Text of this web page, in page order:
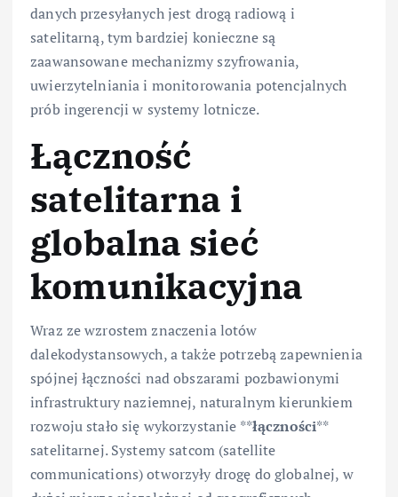
danych przesyłanych jest drogą radiową i
satelitarną, tym bardziej konieczne są
zaawansowane mechanizmy szyfrowania,
uwierzytelniania i monitorowania potencjalnych
prób ingerencji w systemy lotnicze.
Łączność
satelitarna i
globalna sieć
komunikacyjna
Wraz ze wzrostem znaczenia lotów
dalekodystansowych, a także potrzebą zapewnienia
spójnej łączności nad obszarami pozbawionymi
infrastruktury naziemnej, naturalnym kierunkiem
rozwoju stało się wykorzystanie **łączności**
satelitarnej. Systemy satcom (satellite
communications) otworzyły drogę do globalnej, w